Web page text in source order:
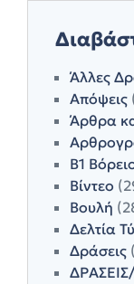
Άλλες
Απόψεις
Άρθρα
Β1
Βίντεο
Βουλή
Δελτία
Δράσεις